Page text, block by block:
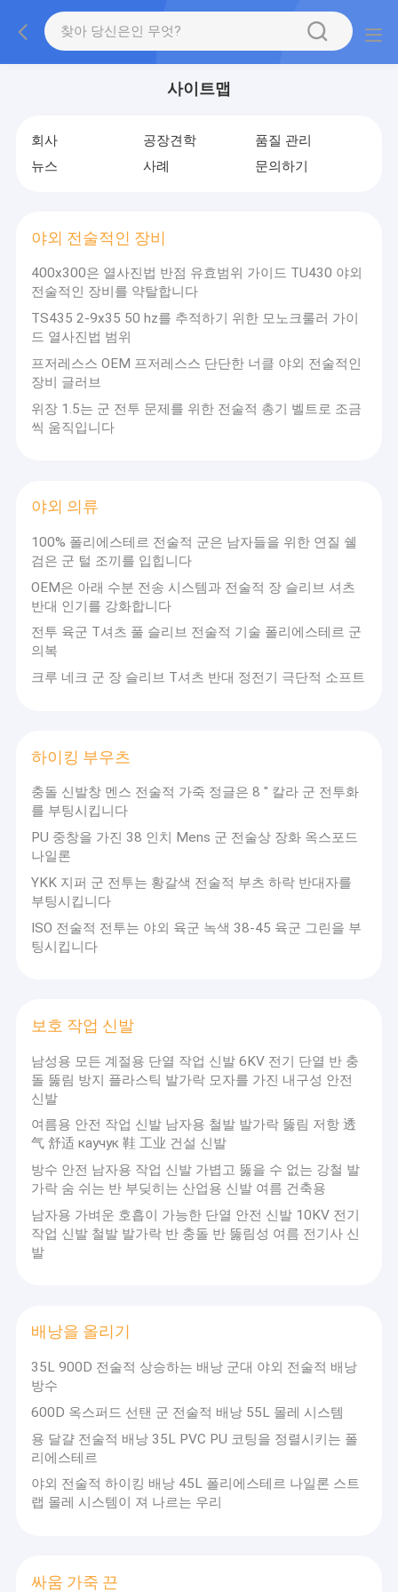
사이트맵
회사 공장견학
품질 관리
뉴스
사례 문의하기
야외 전술적인 장비
400x300은 열사진법 반점 유효범위 가이드 TU430 야외
전술적인 장비를 약탈합니다
TS435 2-9x35 50 hz를 추적하기 위한 모노크룰러 가이
드 열사진법 범위
프저레스스 OEM 프저레스스 단단한 너클 야외 전술적인
장비 글러브
위장 1.5는 군 전투 문제를 위한 전술적 총기 벨트로 조금
씩 움직입니다
야외 의류
100% 폴리에스테르 전술적 군은 남자들을 위한 연질 쉘
검은 군 털 조끼를 입힙니다
OEM은 아래 수분 전송 시스템과 전술적 장 슬리브 셔츠
반대 인기를 강화합니다
전투 육군 T셔츠 풀 슬리브 전술적 기술 폴리에스테르 군
의복
크루 네크 군 장 슬리브 T셔츠 반대 정전기 극단적 소프트
하이킹 부우츠
충돌 신발창 멘스 전술적 가죽 정글은 8 " 칼라 군 전투화
를 부팅시킵니다
PU 중창을 가진 38 인치 Mens 군 전술상 장화 옥스포드
나일론
YKK 지퍼 군 전투는 황갈색 전술적 부츠 하락 반대자를
부팅시킵니다
ISO 전술적 전투는 야외 육군 녹색 38-45 육군 그린을 부
팅시킵니다
보호 작업 신발
남성용 모든 계절용 단열 작업 신발 6KV 전기 단열 반 충
돌 뚫림 방지 플라스틱 발가락 모자를 가진 내구성 안전
신발
여름용 안전 작업 신발 남자용 철발 발가락 뚫림 저항 透
气 舒适 каучук 鞋 工业 건설 신발
방수 안전 남자용 작업 신발 가볍고 뚫을 수 없는 강철 발
가락 숨 쉬는 반 부딪히는 산업용 신발 여름 건축용
남자용 가벼운 호흡이 가능한 단열 안전 신발 10KV 전기
작업 신발 철발 발가락 반 충돌 반 뚫림성 여름 전기사 신
발
배낭을 올리기
35L 900D 전술적 상승하는 배낭 군대 야외 전술적 배낭
방수
600D 옥스퍼드 선탠 군 전술적 배낭 55L 몰레 시스템
용 달걀 전술적 배낭 35L PVC PU 코팅을 정렬시키는 폴
리에스테르
야외 전술적 하이킹 배낭 45L 폴리에스테르 나일론 스트
랩 몰레 시스템이 져 나르는 우리
싸움 가죽 끈